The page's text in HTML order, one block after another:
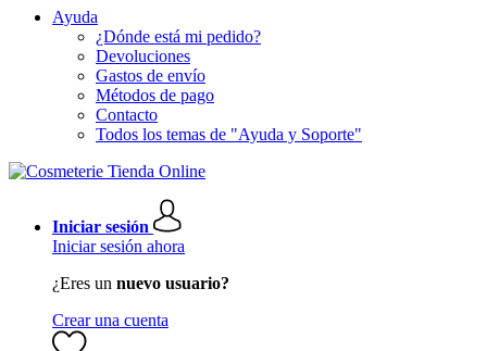
Ayuda
¿Dónde está mi pedido?
Devoluciones
Gastos de envío
Métodos de pago
Contacto
Todos los temas de "Ayuda y Soporte"
Iniciar sesión
Iniciar sesión ahora
¿Eres un nuevo usuario?
Crear una cuenta